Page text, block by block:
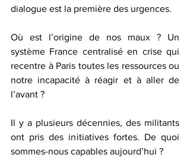
dialogue est la première des urgences.
Où est l’origine de nos maux ? Un
système France centralisé en crise qui
recentre à Paris toutes les ressources ou
notre incapacité à réagir et à aller de
l’avant ?
Il y a plusieurs décennies, des militants
ont pris des initiatives fortes. De quoi
sommes-nous capables aujourd’hui ?